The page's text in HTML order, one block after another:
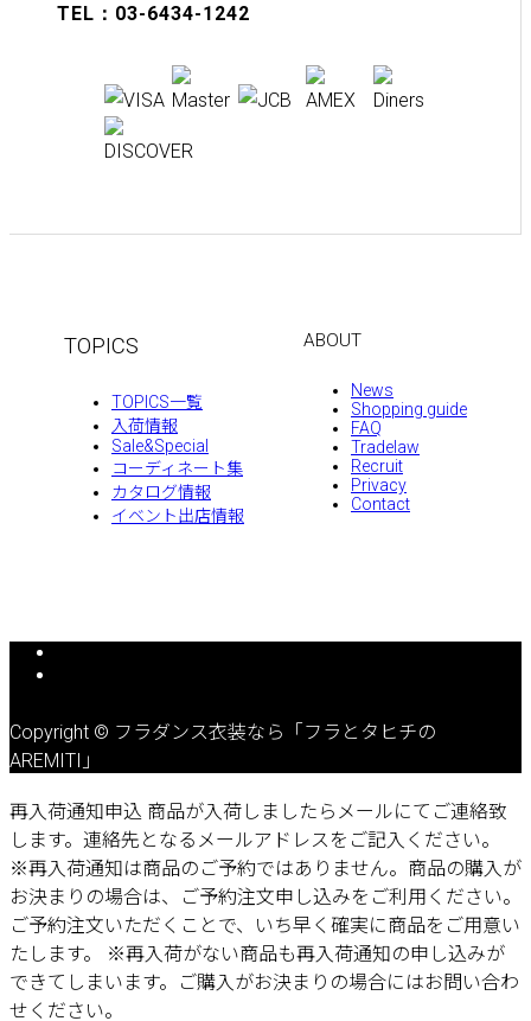
TEL：03-6434-1242
TOPICS
TOPICS一覧
入荷情報
Sale&Special
コーディネート集
カタログ情報
イベント出店情報
ABOUT
News
Shopping guide
FAQ
Tradelaw
Recruit
Privacy
Contact
Copyright © フラダンス衣装なら「フラとタヒチの
AREMITI」
再入荷通知申込 商品が入荷しましたらメールにてご連絡致
します。連絡先となるメールアドレスをご記入ください。
※再入荷通知は商品のご予約ではありません。商品の購入が
お決まりの場合は、ご予約注文申し込みをご利用ください。
ご予約注文いただくことで、いち早く確実に商品をご用意い
たします。
※再入荷がない商品も再入荷通知の申し込みが
できてしまいます。ご購入がお決まりの場合にはお問い合わ
せください。